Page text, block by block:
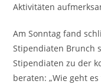
Aktivitäten
Am Sonntag fand
Stipendiaten Brunch
Stipendiaten zu der
beraten: „Wie geht